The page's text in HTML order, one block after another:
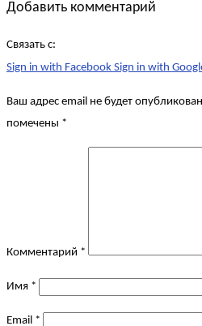
Добавить комментарий
Связать с:
Sign in with Facebook Sign in with
Ваш адрес email не будет
помечены *
Комментарий *
Имя *
Email *